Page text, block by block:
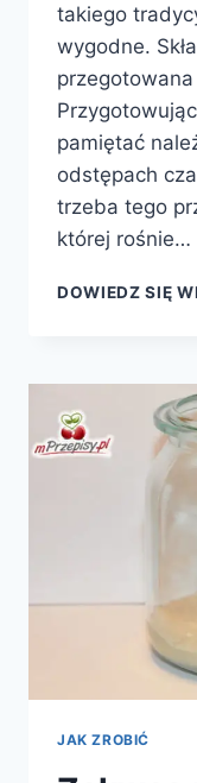
takiego
wygodne.
pamiętać
odstępach
trzeba tego
której rośnie…
DOWIEDZ SIĘ
JAK ZROBIĆ